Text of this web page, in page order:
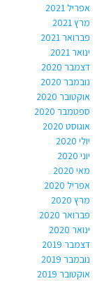
אפריל 2021
מרץ 2021
פברואר 2021
ינואר 2021
דצמבר 2020
נובמבר 2020
אוקטובר 2020
ספטמבר 2020
אוגוסט 2020
יולי 2020
יוני 2020
מאי 2020
אפריל 2020
מרץ 2020
פברואר 2020
ינואר 2020
דצמבר 2019
נובמבר 2019
אוקטובר 2019